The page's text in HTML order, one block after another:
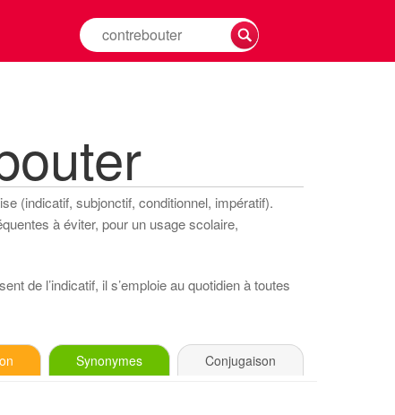
Rechercher
la
(indicatif, subjonctif, conditionnel, impératif).
à éviter, pour un usage scolaire,
de l’indicatif, il s’emploie au quotidien à toutes
Synonymes Conjugaison